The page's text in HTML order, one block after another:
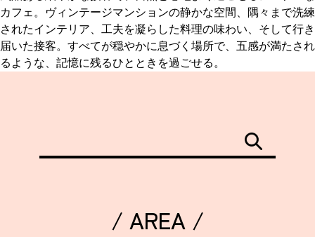
カフェ。ヴィンテージマンションの静かな空間、隅々まで洗練
されたインテリア、工夫を凝らした料理の味わい、そして行き
届いた接客。すべてが穏やかに息づく場所で、五感が満たされ
るような、記憶に残るひとときを過ごせる。
/ AREA /